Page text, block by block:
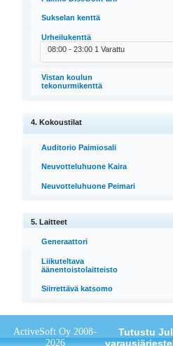
Sukselan kenttä
Urheilukenttä
08:00 - 23:00 1 Varattu
Vistan koulun
tekonurmikenttä
4. Kokoustilat
Auditorio Paimiosali
Neuvotteluhuone Kaira
Neuvotteluhuone Peimari
5. Laitteet
Generaattori
Liikuteltava
äänentoistolaitteisto
Siirrettävä katsomo
ActiveSoft Oy 2008-
2026
Tutustu